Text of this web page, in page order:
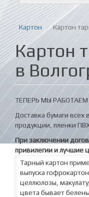
Картон Картон
Картон
в
ТЕПЕРЬ МЫ РАБОТАЕМ
Доставка бумаги
продукции, пленки ПВХ
При заключении
привилегии и лучшие
Тарный картон
выпуска
целлюлозы,
цвета бывает